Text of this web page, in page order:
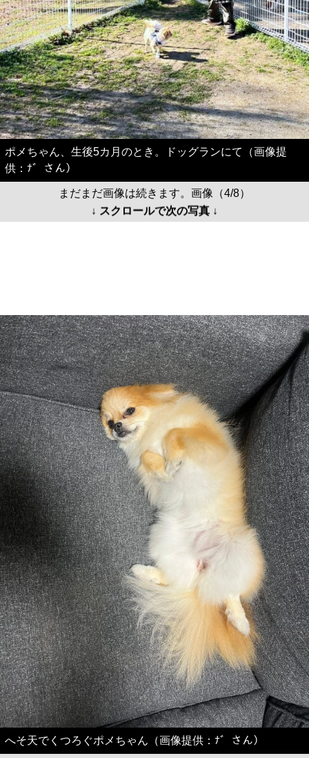
ポメちゃん、生後5カ月のとき。ドッグランにて（画像提
供：ﾅ゛さん）
まだまだ画像は続きます。画像（4/8）
↓ スクロールで次の写真 ↓
へそ天でくつろぐポメちゃん（画像提供：ﾅ゛さん）